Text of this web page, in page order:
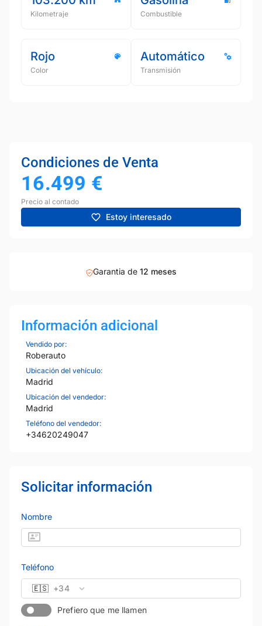
Kilometraje Combustible
Rojo
Color
Automático
Transmisión
Condiciones de Venta
16.499 €
Precio al contado
Estoy interesado
Garantia de 12 meses
Información adicional
Vendido por:
Roberauto
Ubicación del vehículo:
Madrid
Ubicación del vendedor:
Madrid
Teléfono del vendedor:
+34620249047
Solicitar información
Nombre
Teléfono
🇪🇸 +34
Prefiero que me llamen